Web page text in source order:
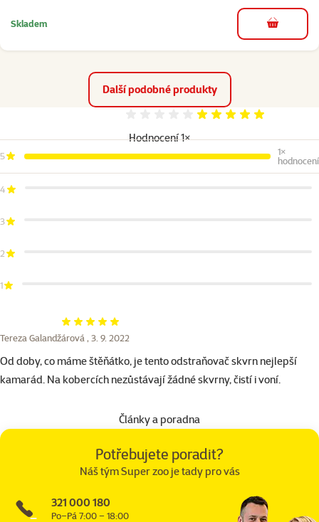
Skladem do košíku
Další podobné produkty
Hodnocení 1×
Hodnocení 100%
5
1×
hodnocení
4
3
2
1
Hodnocení 100%
Tereza Galandžárová , 3. 9. 2022
Od doby, co máme štěňátko, je tento odstraňovač skvrn nejlepší
kamarád. Na kobercích nezůstávají žádné skvrny, čistí i voní.
Články a poradna
Potřebujete poradit?
Náš tým Super zoo je tady pro vás
321 000 180
Po–Pá 7:00 – 18:00